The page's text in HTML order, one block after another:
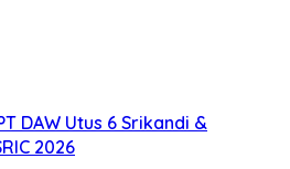
DAW Utus 6 Srikandi &
2026